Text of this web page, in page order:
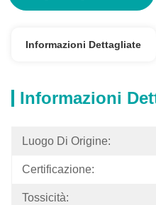
Informazioni Dettagliate
Informazioni
Luogo Di Origine:
Certificazione:
Tossicità: